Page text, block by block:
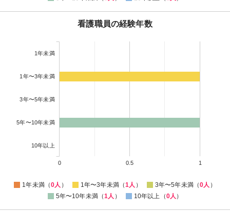
看護職員の経験年数
1年未満
1年〜3年未満
3年〜5年未満
5年〜10年未満
10年以上
0 0.5 1
1年未満（0人 ） 1年〜3年未満（1人 ） 3年〜5年未満（0人 ）
5年〜10年未満（1人 ） 10年以上（0人 ）